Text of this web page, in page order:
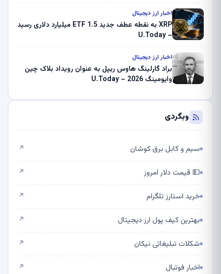
اخبار ارز دیجیتال
XRP به نقطه عطف جدید ETF 1.5 میلیارد دلاری رسید
– U.Today
اخبار ارز دیجیتال
براد گارلینگ هاوس ریپل به عنوان رویداد بلاک چین
وایومینگ 2026 – U.Today
وبگردی
سیم و کابل برق کوشان ↗
💵 قیمت دلار امروز ↗
خرید استارز تلگرام ↗
بهترین کیف پول ارز دیجیتال ↗
شکلات تبلیغاتی نیکان ↗
اخبار فوتبال ↗